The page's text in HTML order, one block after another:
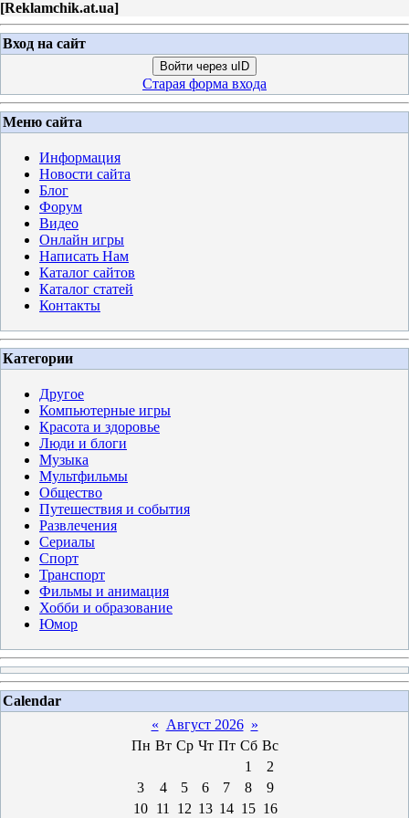
[Reklamchik.at.ua]
Вход на сайт
Войти через uID
Старая форма входа
Меню сайта
Информация
Новости сайта
Блог
Форум
Видео
Онлайн игры
Написать Нам
Каталог сайтов
Каталог статей
Контакты
Категории
Другое
Компьютерные игры
Красота и здоровье
Люди и блоги
Музыка
Мультфильмы
Общество
Путешествия и события
Развлечения
Сериалы
Спорт
Транспорт
Фильмы и анимация
Хобби и образование
Юмор
Calendar
« Август 2026 »
Пн Вт Ср Чт Пт Сб Вс
1
2
3
4 5 6 7 8
9
10 11 12 13 14 15 16